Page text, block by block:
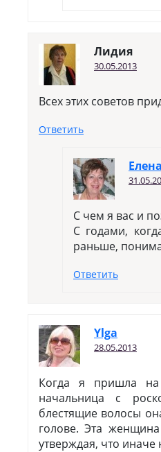
Лидия
30.05.2013
Всех этих советов
Ответить
С чем я вас и
С годами,
раньше,
Ответить
Ylga
28.05.2013
Когда я пришла
начальница с
блестящие волосы
голове. Эта
утверждая, что